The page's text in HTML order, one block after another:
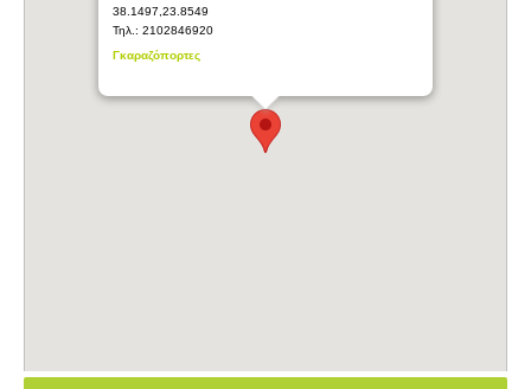
38.1497,23.8549
Τηλ.: 2102846920
Γκαραζόπορτες